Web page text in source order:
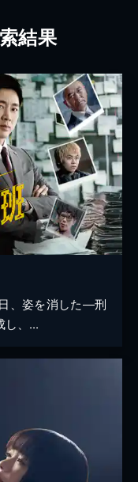
結果
、姿を消した―刑
し、...